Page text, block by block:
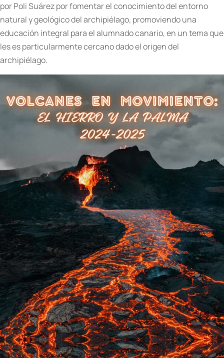
por Poli Suárez por fomentar el conocimiento del entorno
natural y geológico del archipiélago, promoviendo una
educación integral para el alumnado canario, en un tema que
les es particularmente cercano dado el origen del
archipiélago.